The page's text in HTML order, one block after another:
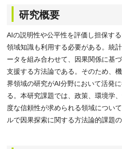
研究概要
AIの説明性や公平性を評価し担保す
領域知識も利用する必要がある。統
ータを組み合わせて、因果関係に基
支援する方法論である。そのため、
界領域の研究がAI分野において活発
る。本研究課題では、政策、環境学
度な信頼性が求められる領域につい
ルで因果探索に関する方法論的課題の